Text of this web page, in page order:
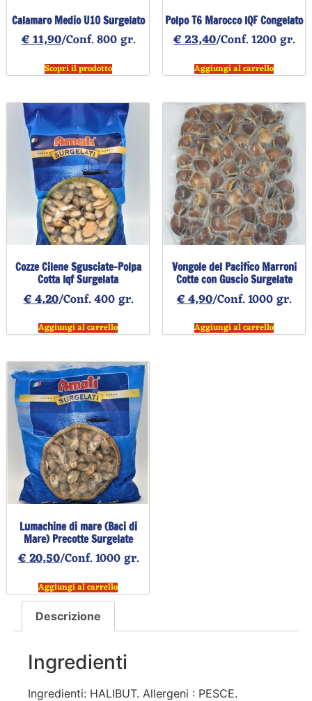
Calamaro Medio U10 Surgelato
€11,90/Conf. 800 gr.
Scopri il prodotto
Polpo T6 Marocco IQF Congelato
€23,40/Conf. 1200 gr.
Aggiungi al carrello
Cozze Cilene Sgusciate-Polpa
Cotta Iqf Surgelata
€4,20/Conf. 400 gr.
Aggiungi al carrello
Vongole del Pacifico Marroni
Cotte con Guscio Surgelate
€4,90/Conf. 1000 gr.
Aggiungi al carrello
Lumachine di mare (Baci di
Mare) Precotte Surgelate
€20,50/Conf. 1000 gr.
Aggiungi al carrello
Descrizione
Ingredienti
Ingredienti: HALIBUT. Allergeni : PESCE.